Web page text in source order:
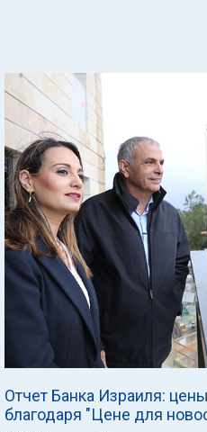
Отчет Банка Израиля:
благодаря "Цене для